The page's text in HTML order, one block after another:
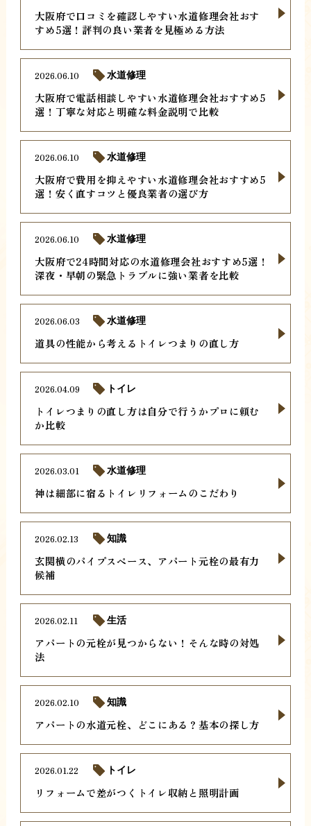
大阪府で口コミを確認しやすい水道修理会社おす
すめ5選！評判の良い業者を見極める方法
大阪府で電話相談しやすい水道修理会社おすすめ5
選！丁寧な対応と明確な料金説明で比較
2026.06.10 水道修理
大阪府で費用を抑えやすい水道修理会社おすすめ5
選！安く直すコツと優良業者の選び方
2026.06.10 水道修理
大阪府で24時間対応の水道修理会社おすすめ5選！
深夜・早朝の緊急トラブルに強い業者を比較
2026.06.10 水道修理
道具の性能から考えるトイレつまりの直し方
2026.06.03 水道修理
トイレつまりの直し方は自分で行うかプロに頼む
か比較
2026.04.09 トイレ
神は細部に宿るトイレリフォームのこだわり
2026.03.01 水道修理
玄関横のパイプスペース、アパート元栓の最有力
候補
2026.02.13 知識
アパートの元栓が見つからない！そんな時の対処
法
2026.02.11 生活
アパートの水道元栓、どこにある？基本の探し方
2026.02.10 知識
リフォームで差がつくトイレ収納と照明計画
2026.01.22 トイレ